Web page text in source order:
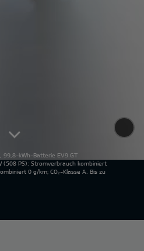
99,8-kWh-Batterie EV9 GT
PS): Stromverbrauch kombiniert
0 g/km; CO₂-Klasse A. Bis zu